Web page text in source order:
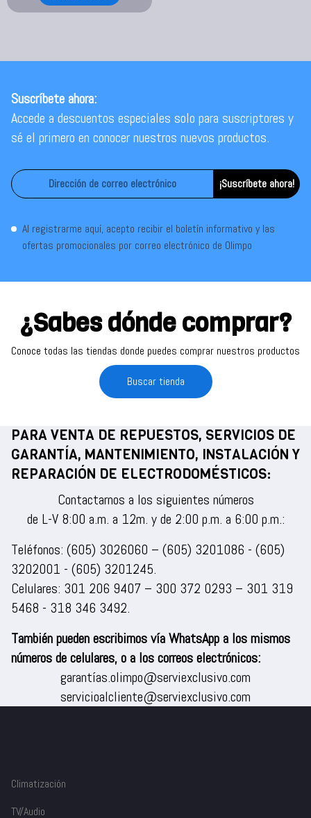
Suscríbete ahora:
Accede a descuentos especiales solo para suscriptores y
sé el primero en conocer nuestros nuevos productos.
¡Suscríbete ahora!
Al registrarme aquí, acepto recibir el boletín informativo y las
ofertas promocionales por correo electrónico de Olimpo
¿Sabes dónde comprar?
Conoce todas las tiendas donde puedes comprar nuestros productos
Buscar tienda
PARA VENTA DE REPUESTOS, SERVICIOS DE
GARANTÍA, MANTENIMIENTO, INSTALACIÓN Y
REPARACIÓN DE ELECTRODOMÉSTICOS:
Contactarnos a los siguientes números
de L-V 8:00 a.m. a 12m. y de 2:00 p.m. a 6:00 p.m.:
Teléfonos: (605) 3026060 – (605) 3201086 - (605)
3202001 - (605) 3201245.
Celulares: 301 206 9407 – 300 372 0293 – 301 319
5468 - 318 346 3492.
También pueden escribirnos vía WhatsApp a los mismos
números de celulares, o a los correos electrónicos:
garantías.olimpo@serviexclusivo.com
servicioalcliente@serviexclusivo.com
Climatización
TV/Audio